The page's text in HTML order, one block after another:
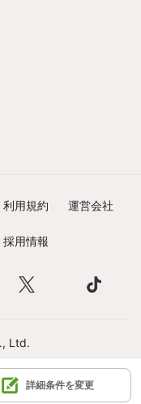
詳細条件を変更
利用規約 運営会社
採用情報
Ltd.